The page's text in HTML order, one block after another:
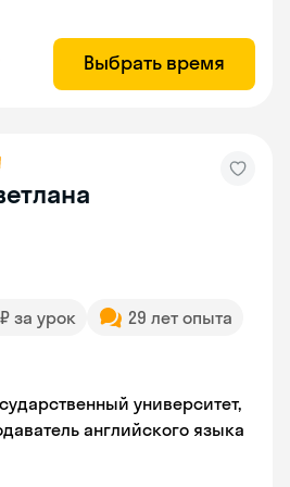
Выбрать время
за урок
29 лет опыта
университет,
английского языка